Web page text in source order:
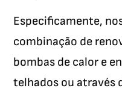
Especificamente,
combinação de
bombas de calor e
telhados ou através